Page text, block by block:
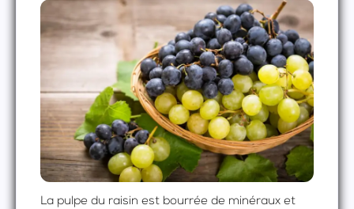
La pulpe du raisin est bourrée de minéraux et